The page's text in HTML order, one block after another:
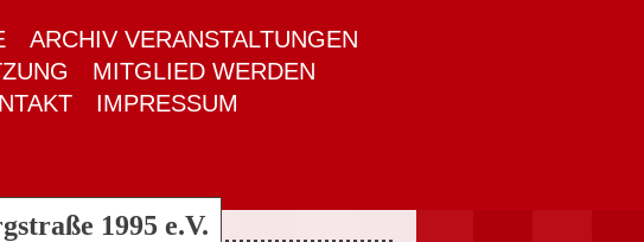
ARCHIV VERANSTALTUNGEN
MITGLIED WERDEN
IMPRESSUM
1995 e.V.